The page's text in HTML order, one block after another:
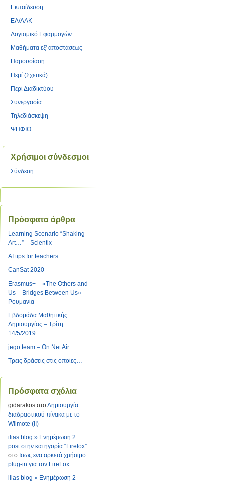
Πρόσφατα άρθρα
Learning Scenario “Shaking
Art…” – Scientix
AI tips for teachers
CanSat 2020
Erasmus+ – «The Others and
Us – Bridges Between Us» –
Ρουμανία
Εβδομάδα Μαθητικής
Δημιουργίας – Τρίτη
14/5/2019
jego team – On Net Air
Τρεις δράσεις στις οποίες…
Πρόσφατα σχόλια
gidarakos στοΔημιουργία
διαδραστικού πίνακα με το
Wiimote (II)
ilias blog » Ενημέρωση 2
post στην κατηγορία “Firefox”
στο Ισως ενα αρκετά χρήσιμο
plug-in για τον FireFox
ilias blog » Ενημέρωση 2
Εκπαίδευση
ΕΛ/ΛΑΚ
Λογισμικό Εφαρμογών
Μαθήματα εξ' αποστάσεως
Παρουσίαση
Περί (Σχετικά)
Περί Διαδικτύου
Συνεργασία
Τηλεδιάσκεψη
ΨΗΦΙΟ
Χρήσιμοι σύνδεσμοι
Σύνδεση